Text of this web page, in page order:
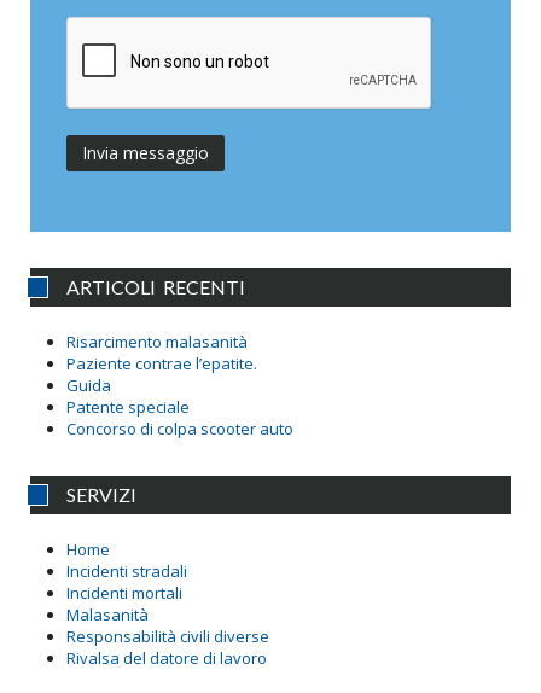
ARTICOLI RECENTI
Risarcimento malasanità
Paziente contrae l’epatite.
Guida
Patente speciale
Concorso di colpa scooter auto
SERVIZI
Home
Incidenti stradali
Incidenti mortali
Malasanità
Responsabilità civili diverse
Rivalsa del datore di lavoro